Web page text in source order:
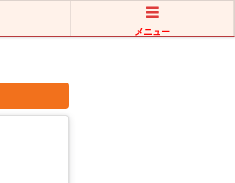
メニュー